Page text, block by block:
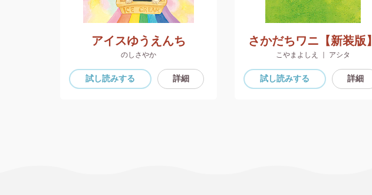
アイスゆうえんち
のしさやか
試し読みする 詳細
さかだちワニ【新装版】
こやまよしえ ｜ アシタ
試し読みする 詳細